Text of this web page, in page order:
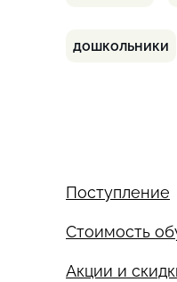
дошкольники
Поступление
Стоимость
Акции и